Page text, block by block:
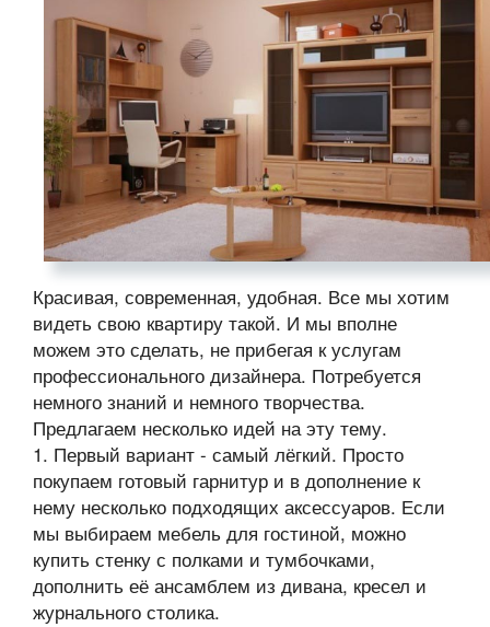
Красивая, современная, удобная. Все мы хотим
видеть свою квартиру такой. И мы вполне
можем это сделать, не прибегая к услугам
профессионального дизайнера. Потребуется
немного знаний и немного творчества.
Предлагаем несколько идей на эту тему.
1. Первый вариант - самый лёгкий. Просто
покупаем готовый гарнитур и в дополнение к
нему несколько подходящих аксессуаров. Если
мы выбираем мебель для гостиной, можно
купить стенку с полками и тумбочками,
дополнить её ансамблем из дивана, кресел и
журнального столика.